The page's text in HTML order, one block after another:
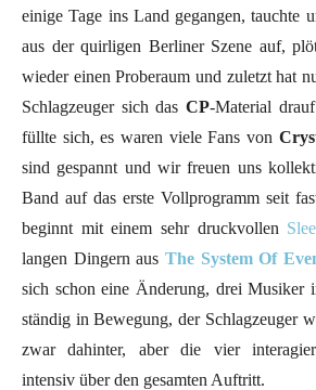
einige Tage ins Land gegangen, tauchte
aus der quirligen Berliner Szene auf,
wieder einen Proberaum und zuletzt hat
Schlagzeuger sich dasCP-Material
füllte sich, es waren viele Fans von
sind gespannt und wir freuen uns
Band auf das erste Vollprogramm seit
beginnt mit einem sehr druckvollen
langen Dingern aus The System Of
sich schon eine Änderung, drei Musiker
ständig in Bewegung, der Schlagzeuger
zwar dahinter, aber die vier
intensiv über den gesamten Auftritt.